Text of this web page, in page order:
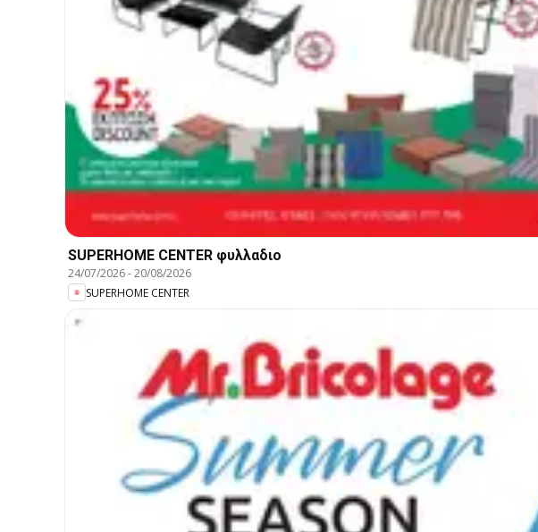
SUPERHOME CENTER φυλλαδιο
24/07/2026-20/08/2026
SUPERHOME CENTER